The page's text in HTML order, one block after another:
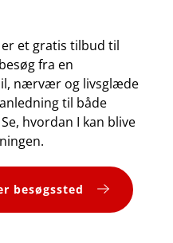
et gratis tilbud til
fra en
nærvær og livsglæde
til både
Se, hvordan I kan blive
besøgssted